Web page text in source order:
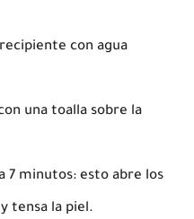
con agua
una toalla sobre la
7 minutos: esto abre los
tensa la piel.